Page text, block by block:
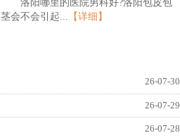
洛阳哪里的医院男科好?洛阳包皮包
茎会不会引起...
【详细】
26-07-30
26-07-29
26-07-28